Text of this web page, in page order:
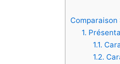
Comparaison
1.
1.1.
1.2.